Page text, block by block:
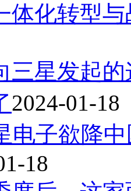
体化转型
三星发起
2024-01-18
电子欲降
18